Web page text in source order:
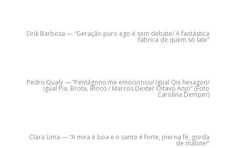
Drik Barbosa — “Geração puro ego é sem debate/ A fantástica
fábrica de quem só late”
Pedro Qualy — “Pentágono me emocionou/ Igual Qix hexagon/
Igual Pia, Brota, Bloco / Marcos Dexter Oitavo Anjo” (Foto
Carolina Demper)
Clara Lima — “A mira é boa e o santo é forte, piei na fé, gorda
de malote!”